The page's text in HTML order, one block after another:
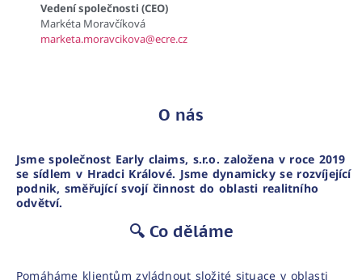
Vedení společnosti (CEO)
Markéta Moravčíková
marketa.moravcikova@ecre.cz
O nás
Jsme společnost Early claims, s.r.o. založena v roce 2019
se sídlem v Hradci Králové. Jsme dynamicky se rozvíjející
podnik, směřující svojí činnost do oblasti realitního
odvětví.
🔍 Co děláme
Pomáháme klientům zvládnout složité situace v oblasti